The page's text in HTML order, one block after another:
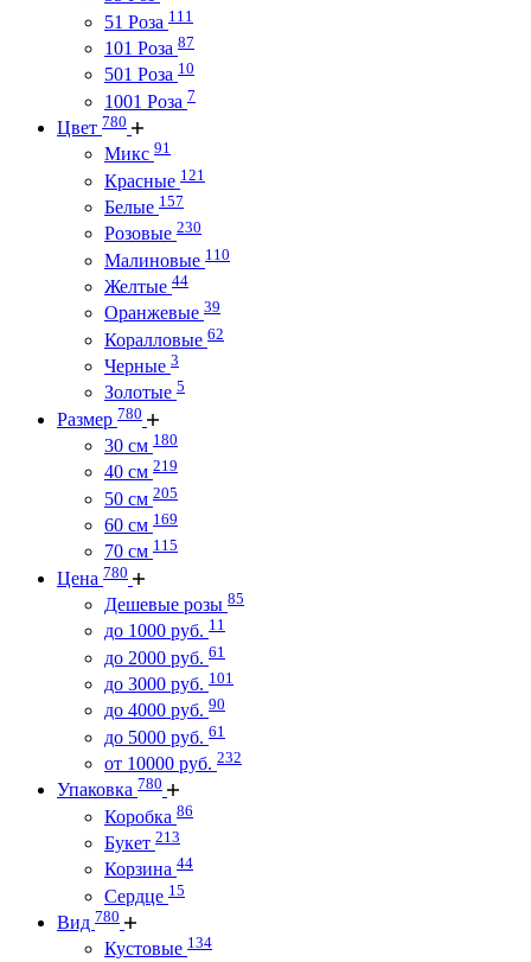
51 Роза 111
101 Роза 87
501 Роза 10
1001 Роза 7
Цвет 780
Микс 91
Красные 121
Белые 157
Розовые 230
Малиновые 110
Желтые 44
Оранжевые 39
Коралловые 62
Черные 3
Золотые 5
Размер 780
30 см 180
40 см 219
50 см 205
60 см 169
70 см 115
Цена 780
Дешевые розы 85
до 1000 руб. 11
до 2000 руб. 61
до 3000 руб. 101
до 4000 руб. 90
до 5000 руб. 61
от 10000 руб. 232
Упаковка 780
Коробка 86
Букет 213
Корзина 44
Сердце 15
Вид 780
Кустовые 134